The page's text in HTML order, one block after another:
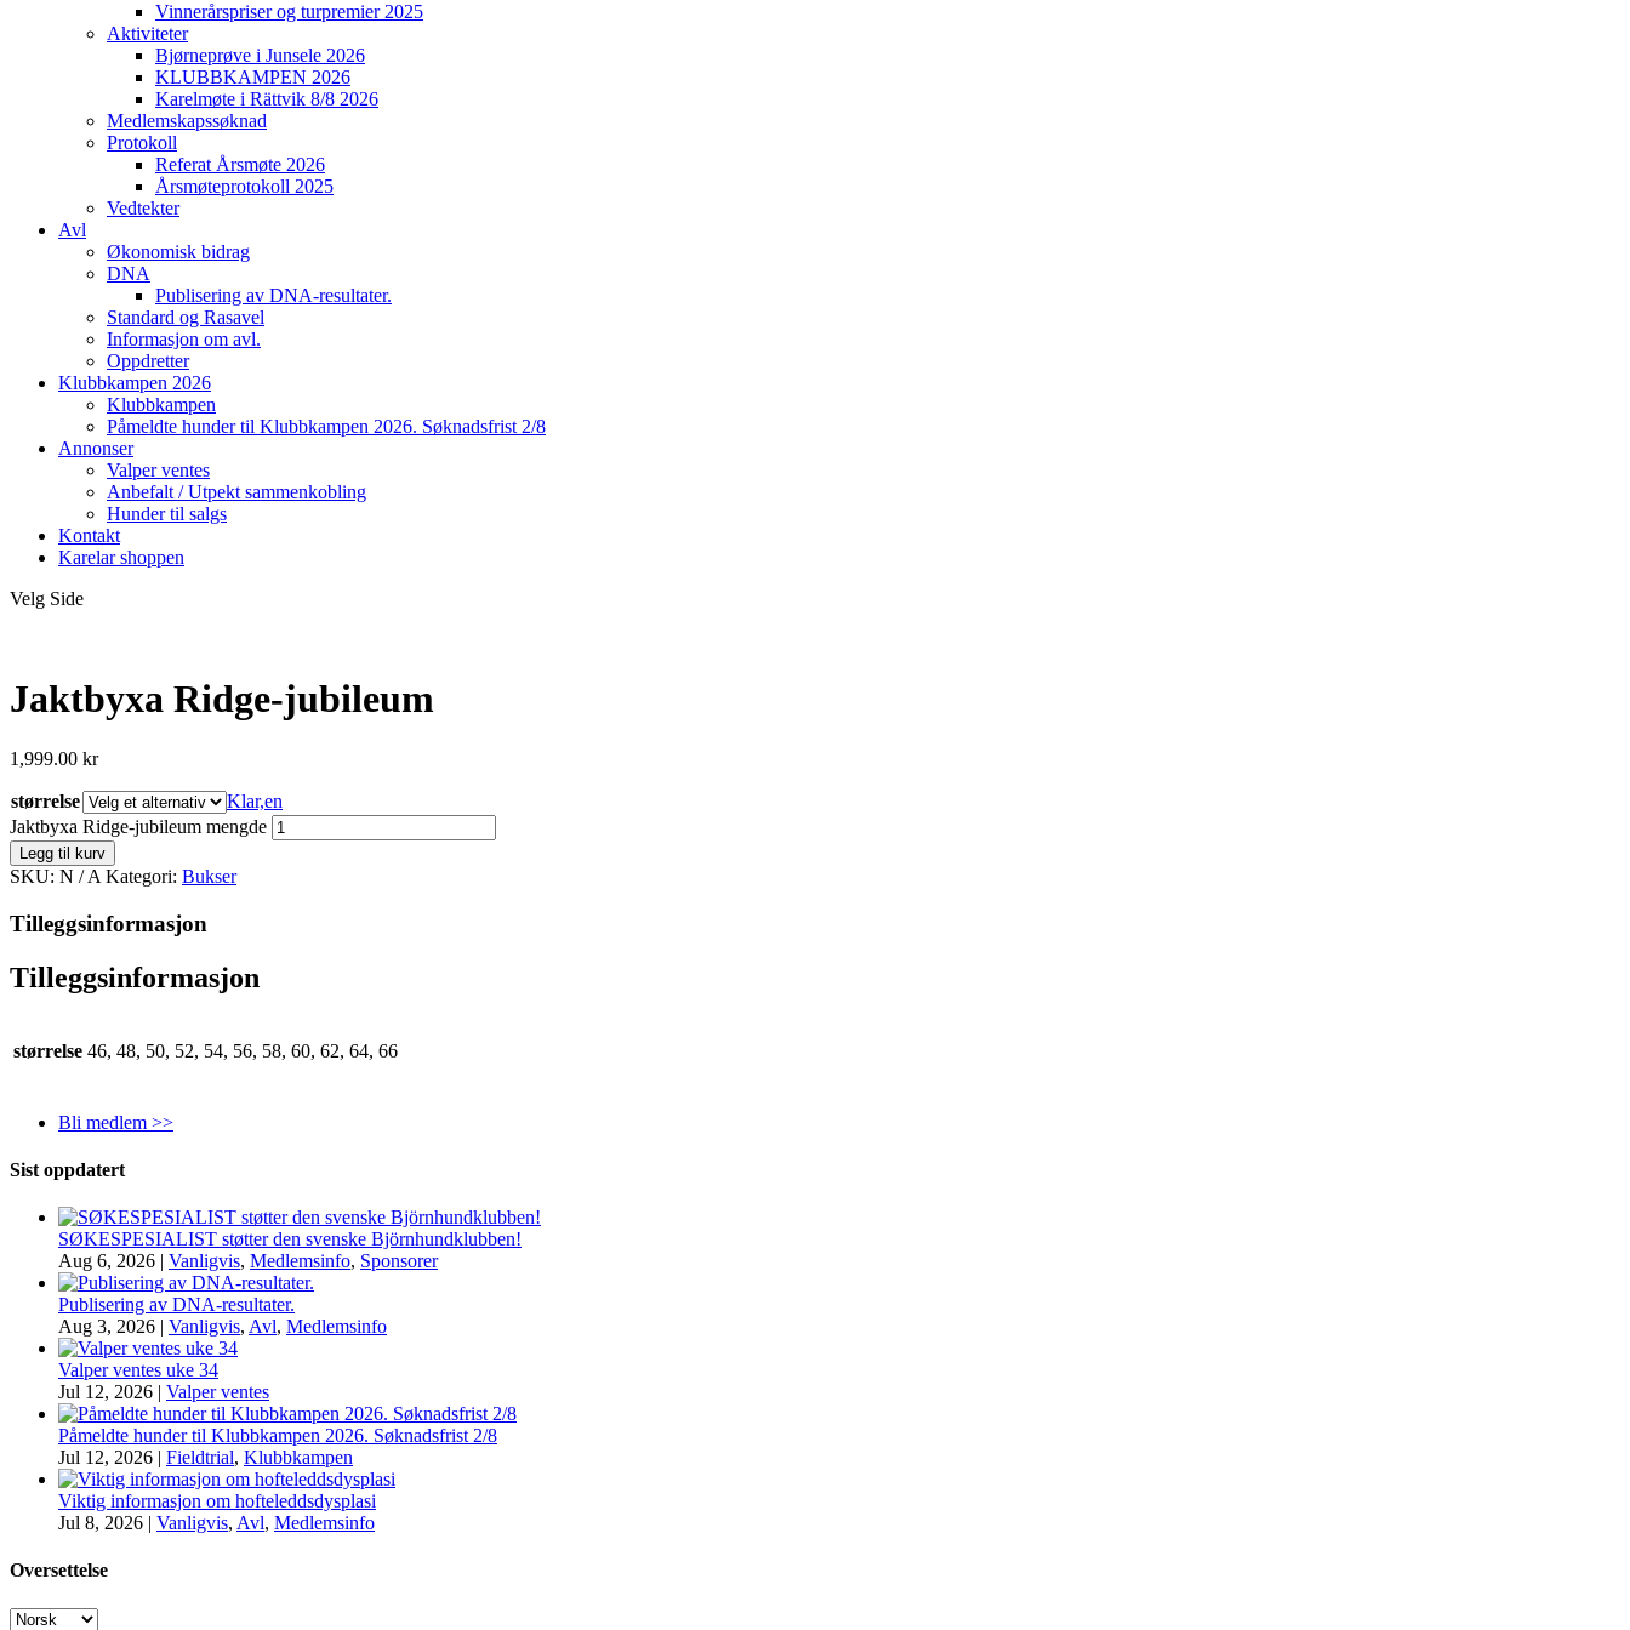
Vinnerårspriser og turpremier 2025
Aktiviteter
Bjørneprøve i Junsele 2026
KLUBBKAMPEN 2026
Karelmøte i Rättvik 8/8 2026
Medlemskapssøknad
Protokoll
Referat Årsmøte 2026
Årsmøteprotokoll 2025
Vedtekter
Avl
Økonomisk bidrag
DNA
Publisering av DNA-resultater.
Standard og Rasavel
Informasjon om avl.
Oppdretter
Klubbkampen 2026
Klubbkampen
Påmeldte hunder til Klubbkampen 2026. Søknadsfrist 2/8
Annonser
Valper ventes
Anbefalt / Utpekt sammenkobling
Hunder til salgs
Kontakt
Karelar shoppen
Velg Side
Jaktbyxa Ridge-jubileum
1,999.00 kr
størrelse
Klar,en
Jaktbyxa Ridge-jubileum mengde
Legg til kurv
SKU: N / A Kategori: Bukser
Tilleggsinformasjon
Tilleggsinformasjon
størrelse 46, 48, 50, 52, 54, 56, 58, 60, 62, 64, 66
Bli medlem >>
Sist oppdatert
SØKESPESIALIST støtter den svenske Björnhundklubben!
Aug 6, 2026 | Vanligvis, Medlemsinfo, Sponsorer
Publisering av DNA-resultater.
Aug 3, 2026 | Vanligvis, Avl, Medlemsinfo
Valper ventes uke 34
Jul 12, 2026 | Valper ventes
Påmeldte hunder til Klubbkampen 2026. Søknadsfrist 2/8
Jul 12, 2026 | Fieldtrial, Klubbkampen
Viktig informasjon om hofteleddsdysplasi
Jul 8, 2026 | Vanligvis, Avl, Medlemsinfo
Oversettelse